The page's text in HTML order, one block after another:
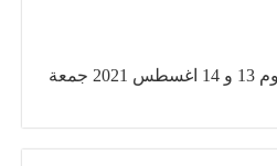
عروض نورى السعودية اليوم 13 و 14 اغسطس 2021 جمعة